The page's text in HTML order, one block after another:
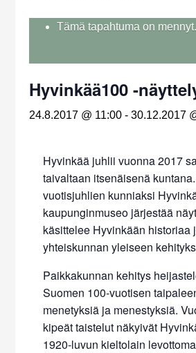
Tämä tapahtuma on mennyt.
Hyvinkää100 -
24.8.2017 @ 11:00 -30.12.2017
Hyvinkää juhlii vuonna 2017
taivaltaan itsenäisenä
vuotisjuhlien kunniaksi
kaupunginmuseo järjestää
käsittelee Hyvinkään historiaa
yhteiskunnan yleiseen
Paikkakunnan kehitys
Suomen 100-vuotisen
menetyksiä ja menestyksiä.
kipeät taistelut näkyivät
1920-luvun kieltolain